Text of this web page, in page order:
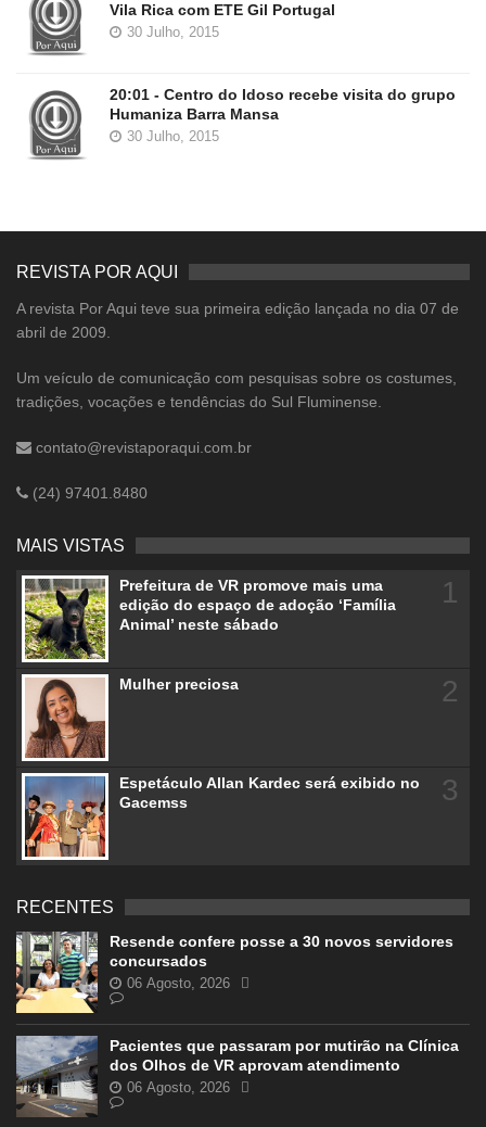
Vila Rica com ETE Gil Portugal
30 Julho, 2015
20:01 - Centro do Idoso recebe visita do grupo
Humaniza Barra Mansa
30 Julho, 2015
REVISTA POR AQUI
A revista Por Aqui teve sua primeira edição lançada no dia 07 de
abril de 2009.
Um veículo de comunicação com pesquisas sobre os costumes,
tradições, vocações e tendências do Sul Fluminense.
contato@revistaporaqui.com.br
(24) 97401.8480
MAIS VISTAS
Prefeitura de VR promove mais uma
edição do espaço de adoção ‘Família
Animal’ neste sábado
1
Mulher preciosa 2
Espetáculo Allan Kardec será exibido no
Gacemss
3
RECENTES
Resende confere posse a 30 novos servidores
concursados
06 Agosto, 2026
Pacientes que passaram por mutirão na Clínica
dos Olhos de VR aprovam atendimento
06 Agosto, 2026